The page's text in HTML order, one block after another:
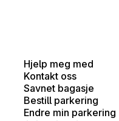
Hjelp meg med
Kontakt oss
Savnet bagasje
Bestill parkering
Endre min parkering